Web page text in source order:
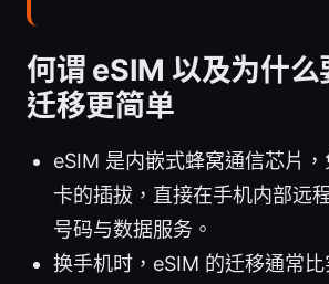
何谓 eSIM 以及为什
迁移更简单
eSIM 是内嵌式蜂窝通信芯片
卡的插拔，直接在手机内部远
号码与数据服务。
换手机时，eSIM 的迁移通常比